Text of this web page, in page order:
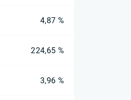
4,87 %
224,65 %
3,96 %